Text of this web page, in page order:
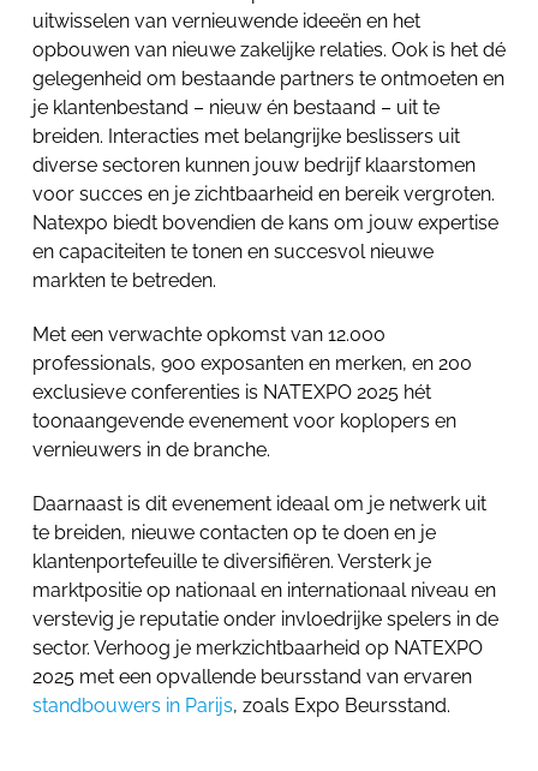
uitwisselen van vernieuwende ideeën en het
opbouwen van nieuwe zakelijke relaties. Ook is het dé
gelegenheid om bestaande partners te ontmoeten en
je klantenbestand – nieuw én bestaand – uit te
breiden. Interacties met belangrijke beslissers uit
diverse sectoren kunnen jouw bedrijf klaarstomen
voor succes en je zichtbaarheid en bereik vergroten.
Natexpo biedt bovendien de kans om jouw expertise
en capaciteiten te tonen en succesvol nieuwe
markten te betreden.
Met een verwachte opkomst van 12.000
professionals, 900 exposanten en merken, en 200
exclusieve conferenties is NATEXPO 2025 hét
toonaangevende evenement voor koplopers en
vernieuwers in de branche.
Daarnaast is dit evenement ideaal om je netwerk uit
te breiden, nieuwe contacten op te doen en je
klantenportefeuille te diversifiëren. Versterk je
marktpositie op nationaal en internationaal niveau en
verstevig je reputatie onder invloedrijke spelers in de
sector. Verhoog je merkzichtbaarheid op NATEXPO
2025 met een opvallende beursstand van ervaren
standbouwers in Parijs, zoals Expo Beursstand.